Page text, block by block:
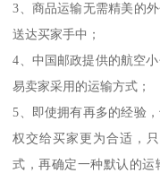
3、商品运输无需精美的
送达买家手中；
4、中国邮政提供的航空
易卖家采用的运输方式；
5、即使拥有再多的经验
权交给买家更为合适，
式，再确定一种默认的